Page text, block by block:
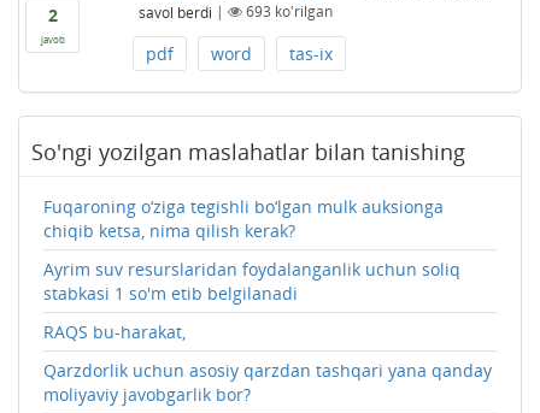
2
javob
savol berdi | 693 ko'rilgan
pdf word tas-ix
So'ngi yozilgan maslahatlar bilan tanishing
Fuqaroning o‘ziga tegishli bo‘lgan mulk auksionga
chiqib ketsa, nima qilish kerak?
Ayrim suv resurslaridan foydalanganlik uchun soliq
stabkasi 1 so'm etib belgilanadi
RAQS bu-harakat,
Qarzdorlik uchun asosiy qarzdan tashqari yana qanday
moliyaviy javobgarlik bor?